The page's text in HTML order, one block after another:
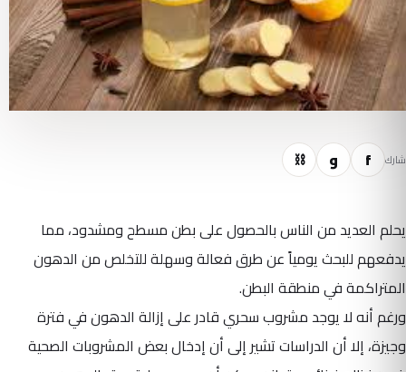
شارك f و ⛓
يحلم العديد من الناس بالحصول على بطن مسطح ومشدود، مما
يدفعهم للبحث يومياً عن طرق فعالة وسهلة للتخلص من الدهون
المتراكمة في منطقة البطن.
ورغم أنه لا يوجد مشروب سحري قادر على إزالة الدهون في فترة
وجيزة، إلا أن الدراسات تشير إلى أن إدخال بعض المشروبات الصحية